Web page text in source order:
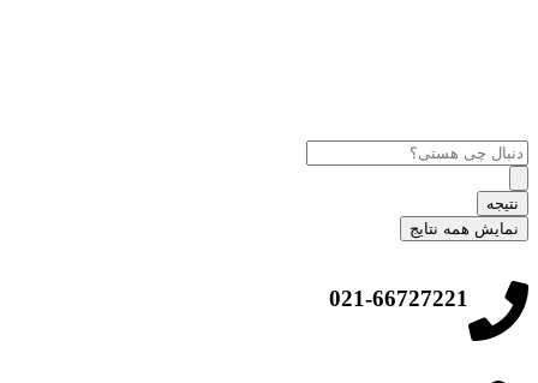
نتیجه
نمایش همه نتایج
021-66727221